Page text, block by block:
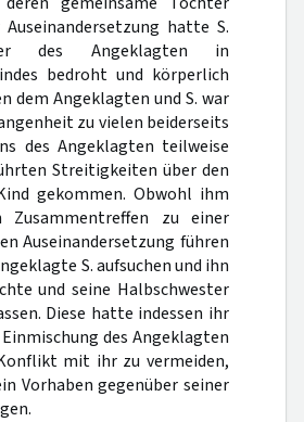
hatte S.
des Angeklagten in
bedroht und körperlich
dem Angeklagten und S. war
zu vielen beiderseits
des Angeklagten teilweise
Streitigkeiten über den
gekommen. Obwohl ihm
zu einer
Auseinandersetzung führen
S. aufsuchen und ihn
und seine Halbschwester
Diese hatte indessen ihr
des Angeklagten
mit ihr zu vermeiden,
Vorhaben gegenüber seiner